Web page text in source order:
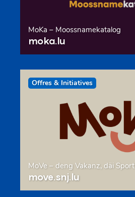
MoKa – Moossnamekatalog
moka.lu
Offres & Initiatives
MoVe – deng Vakanz, däi Sport
move.snj.lu